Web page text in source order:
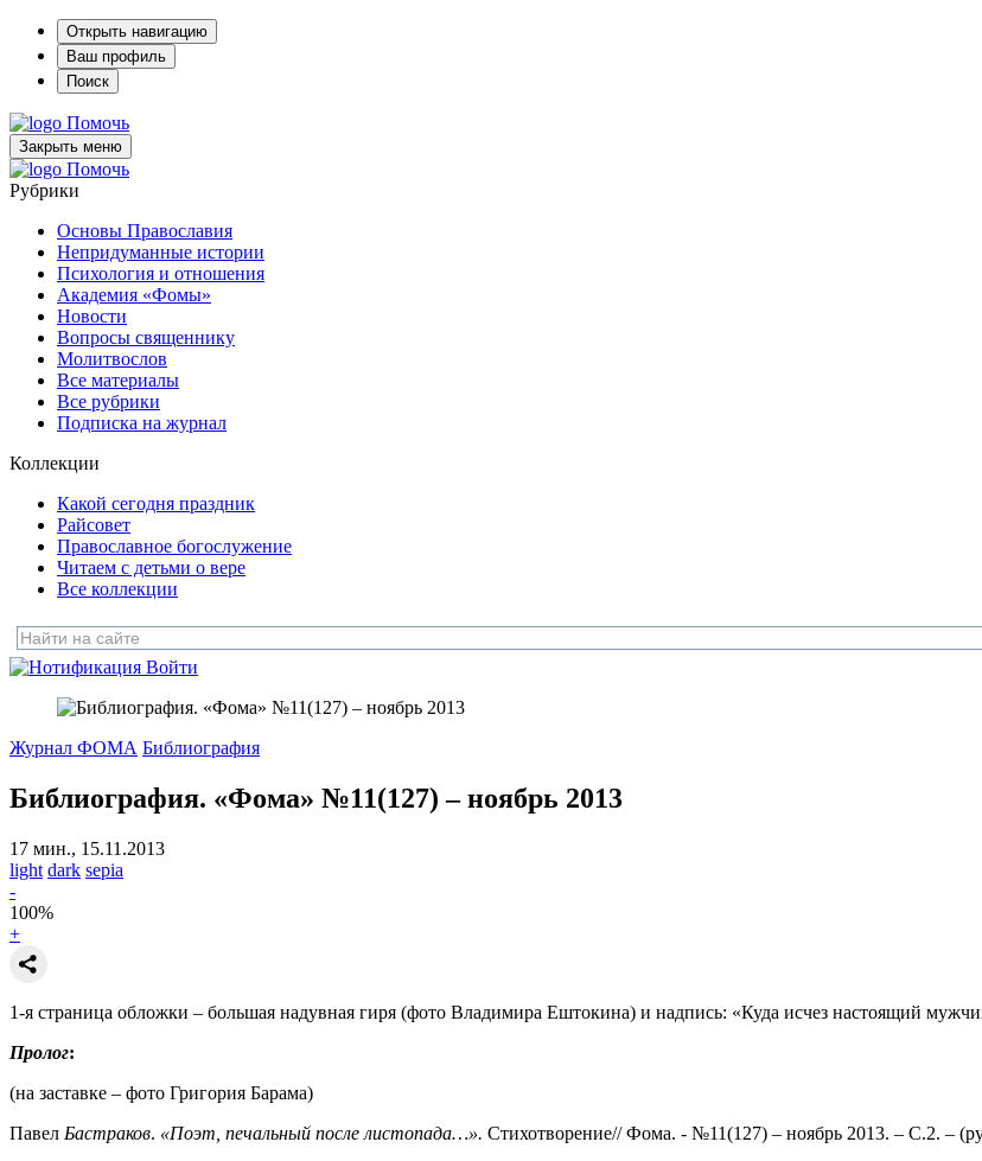
Открыть навигацию
Ваш профиль
Поиск
Помочь
Закрыть меню
Помочь
Рубрики
Основы Православия
Непридуманные истории
Психология и отношения
Академия «Фомы»
Новости
Вопросы священнику
Молитвослов
Все материалы
Все рубрики
Подписка на журнал
Коллекции
Какой сегодня праздник
Райсовет
Православное богослужение
Читаем с детьми о вере
Все коллекции
Войти
Журнал ФОМА Библиография
Библиография. «Фома» №11(127) – ноябрь 2013
17 мин., 15.11.2013
light dark sepia
-
100%
+
1-я страница обложки – большая надувная гиря (фото Владимира Ештокина) и надпись: «Куда исчез настоящий
Пролог:
(на заставке – фото Григория Барама)
Павел Бастраков. «Поэт, печальный после листопада…». Стихотворение// Фома. - №11(127) – ноябрь 2013. – С.2. –